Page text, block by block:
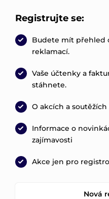
Registrujte se:
Budete mít přehled
reklamací.
Vaše účtenky a
stáhnete.
O akcích a
Informace o
zajímavosti
Akce jen pro
Nová